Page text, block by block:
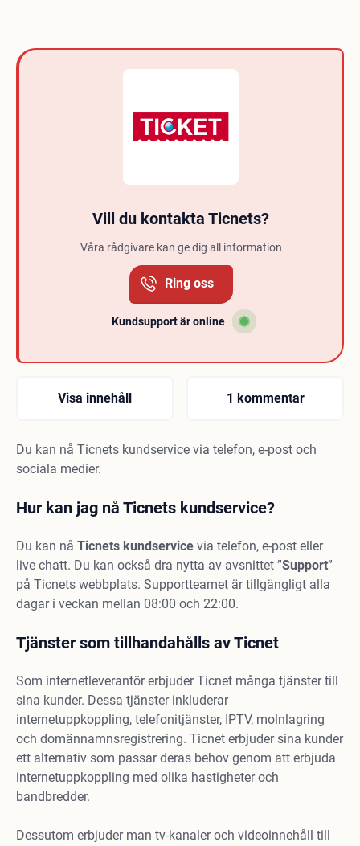
Vill du kontakta Ticnets?
Våra rådgivare kan ge dig all information
Ring oss
Kundsupport är online
Visa innehåll 1 kommentar
Du kan nå Ticnets kundservice via telefon, e-post och
sociala medier.
Hur kan jag nå Ticnets kundservice?
Du kan nå Ticnets kundservice via telefon, e-post eller
live chatt. Du kan också dra nytta av avsnittet ”Support”
på Ticnets webbplats. Supportteamet är tillgängligt alla
dagar i veckan mellan 08:00 och 22:00.
Tjänster som tillhandahålls av Ticnet
Som internetleverantör erbjuder Ticnet många tjänster till
sina kunder. Dessa tjänster inkluderar
internetuppkoppling, telefonitjänster, IPTV, molnlagring
och domännamnsregistrering. Ticnet erbjuder sina kunder
ett alternativ som passar deras behov genom att erbjuda
internetuppkoppling med olika hastigheter och
bandbredder.
Dessutom erbjuder man tv-kanaler och videoinnehåll till